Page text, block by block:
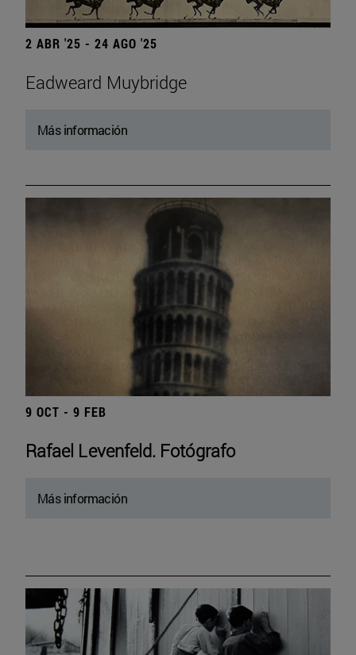
2 ABR '25 - 24 AGO '25
Eadweard Muybridge
Más información
9 OCT - 9 FEB
Rafael Levenfeld. Fotógrafo
Más información